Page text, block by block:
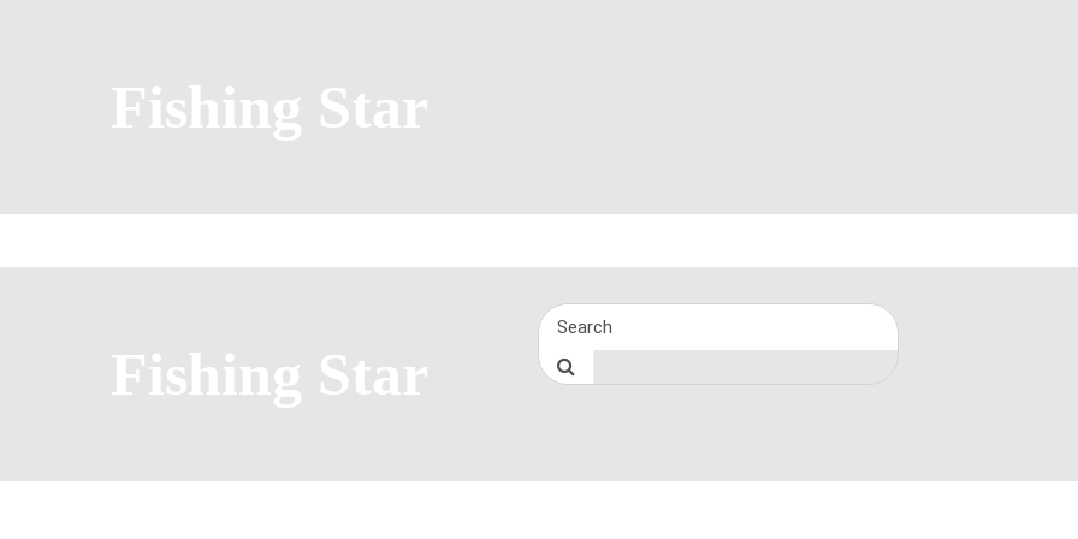
Fishing Star
Fishing Star